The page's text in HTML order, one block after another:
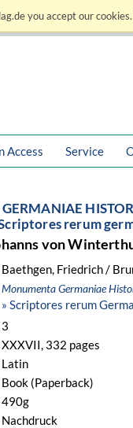
you accept our
Access Service
Scriptores rerum
von
Baethgen, Friedrich /
Monumenta Germaniae
» Scriptores rerum
3
XXXVII, 332 pages
Latin
Book (Paperback)
490g
Nachdruck